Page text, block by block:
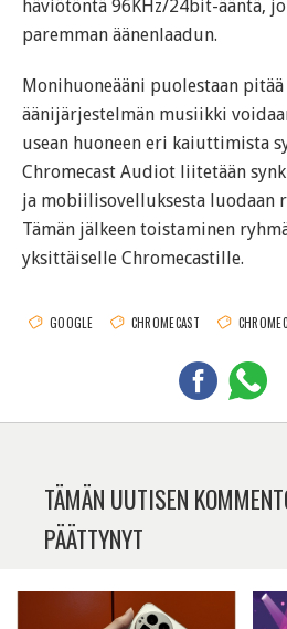
häviötöntä 96KHz/24bit-ääntä,
paremman äänenlaadun.
Monihuoneääni puolestaan
äänijärjestelmän musiikki
usean huoneen eri kaiuttimista
Chromecast Audiot liitetään
ja mobiilisovelluksesta luodaan
Tämän jälkeen toistaminen
yksittäiselle Chromecastille.
GOOGLE CHROMECAST
TÄMÄN UUTISEN
PÄÄTTYNYT